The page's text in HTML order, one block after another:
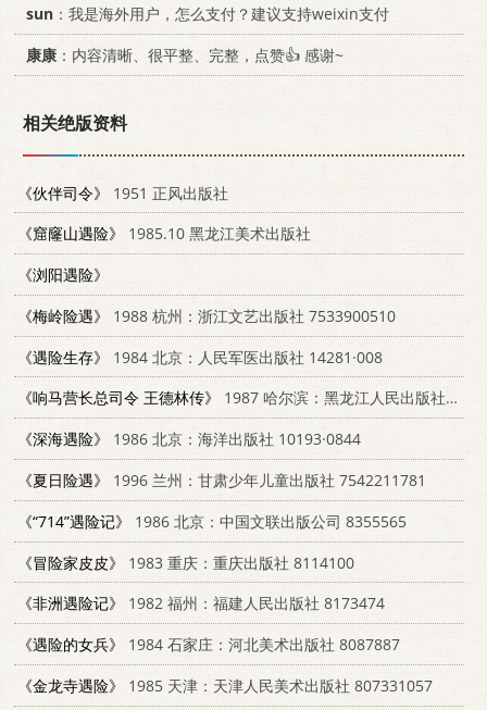
sun ：我是海外用户，怎么支付？建议支持weixin支付
康康 ：内容清晰、很平整、完整，点赞👍 感谢~
相关绝版资料
《伙伴司令》
1951 正风出版社
《窟窿山遇险》
1985.10 黑龙江美术出版社
《浏阳遇险》
《梅岭险遇》
1988 杭州：浙江文艺出版社 7533900510
《遇险生存》
1984 北京：人民军医出版社 14281·008
《响马营长总司令 王德林传》
1987 哈尔滨：黑龙江人民出版社 11093·231
《深海遇险》
1986 北京：海洋出版社 10193·0844
《夏日险遇》
1996 兰州：甘肃少年儿童出版社 7542211781
《“714”遇险记》
1986 北京：中国文联出版公司 8355565
《冒险家皮皮》
1983 重庆：重庆出版社 8114100
《非洲遇险记》
1982 福州：福建人民出版社 8173474
《遇险的女兵》
1984 石家庄：河北美术出版社 8087887
《金龙寺遇险》
1985 天津：天津人民美术出版社 807331057